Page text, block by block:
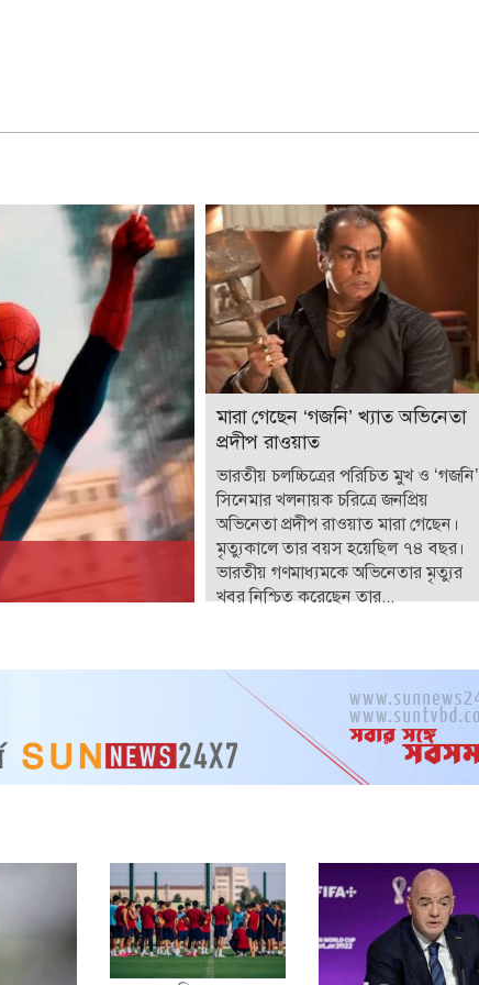
মারা গেছেন ‘গজনি’ খ্যাত অভিনেতা
প্রদীপ রাওয়াত
ভারতীয় চলচ্চিত্রের পরিচিত মুখ ও ‘গজনি’
সিনেমার খলনায়ক চরিত্রে জনপ্রিয়
অভিনেতা প্রদীপ রাওয়াত মারা গেছেন।
মৃত্যুকালে তার বয়স হয়েছিল ৭৪ বছর।
ভারতীয় গণমাধ্যমকে অভিনেতার মৃত্যুর
খবর নিশ্চিত করেছেন তার...